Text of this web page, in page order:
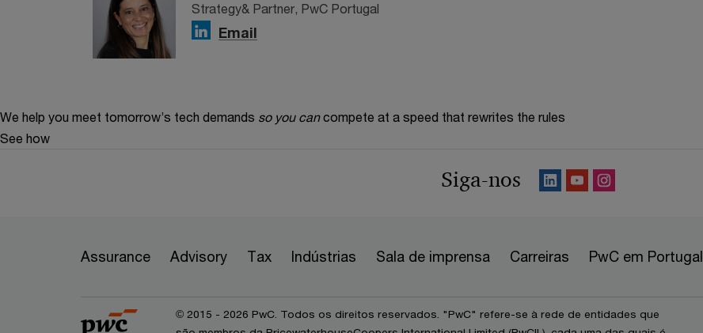
Strategy& Partner, PwC Portugal
Email
We help you meet tomorrow’s tech demands so you can compete at a speed that rewrites the rules
See how
Siga-nos
Assurance Advisory Tax Indústrias Sala de imprensa Carreiras PwC em Portugal
© 2015 - 2026 PwC. Todos os direitos reservados. "PwC" refere-se à rede de entidades que